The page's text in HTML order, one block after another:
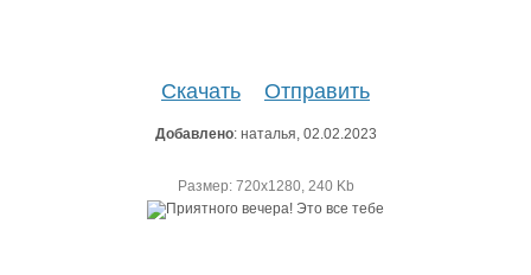
Скачать Отправить
Добавлено: наталья, 02.02.2023
Размер: 720х1280, 240 Kb